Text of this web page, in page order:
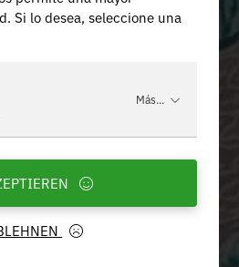
Si lo desea, seleccione una
Más...